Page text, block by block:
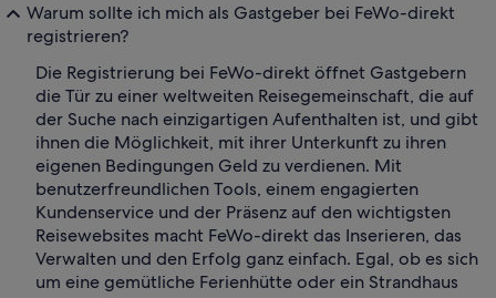
Warum sollte ich mich als Gastgeber bei FeWo-direkt
registrieren?
Die Registrierung bei FeWo-direkt öffnet Gastgebern
die Tür zu einer weltweiten Reisegemeinschaft, die auf
der Suche nach einzigartigen Aufenthalten ist, und gibt
ihnen die Möglichkeit, mit ihrer Unterkunft zu ihren
eigenen Bedingungen Geld zu verdienen. Mit
benutzerfreundlichen Tools, einem engagierten
Kundenservice und der Präsenz auf den wichtigsten
Reisewebsites macht FeWo-direkt das Inserieren, das
Verwalten und den Erfolg ganz einfach. Egal, ob es sich
um eine gemütliche Ferienhütte oder ein Strandhaus